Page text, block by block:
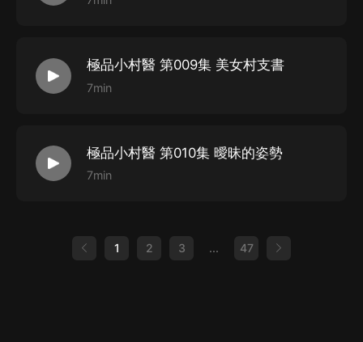
極品小村醫 第009集 美女村支書
7min
極品小村醫 第010集 曖昧的姿勢
7min
1 2 3 ... 47